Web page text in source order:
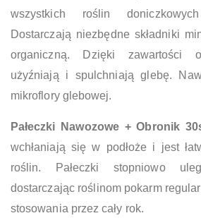
wszystkich roślin
Dostarczają niezbędne składniki
organiczną. Dzięki zawartości
użyźniają i spulchniają glebę.
mikroflory glebowej.
Pałeczki Nawozowe + Obronik
wchłaniają się w podłoże i jest
roślin. Pałeczki stopniowo
dostarczając roślinom pokarm
stosowania przez cały rok.